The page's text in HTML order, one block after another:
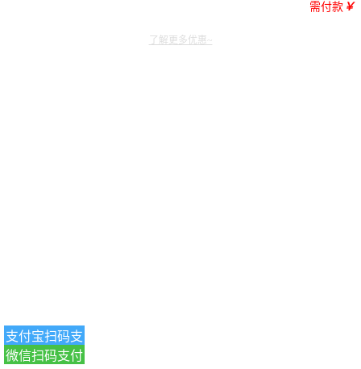
需付款 ￥
支付宝扫码支
付
微信扫码支付
了解更多优惠~